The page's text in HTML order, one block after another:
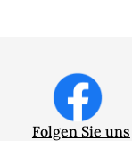
Folgen Sie uns